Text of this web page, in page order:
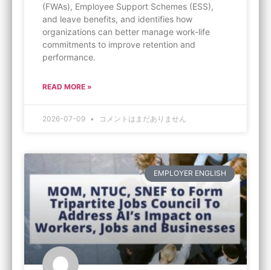
(FWAs), Employee Support Schemes (ESS),
and leave benefits, and identifies how
organizations can better manage work-life
commitments to improve retention and
performance.
READ MORE »
2026-07-09 コメントはまだありません
EMPLOYER ENGLISH